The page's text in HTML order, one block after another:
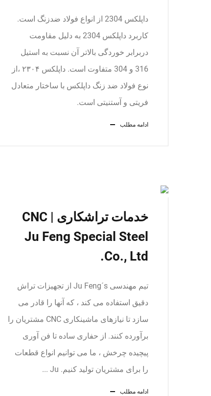
داپلکس 2304 از انواع فولاد ضدزنگ است.
کاربرد داپلکس 2304 به دلیل مقاومت
دربرابر خوردگی بالاتر آن نسبت به استیل
316 و 304 متفاوت است. داپلکس ۲۳۰۴ ،از
نوع فولاد ضد زنگ داپلکس با ساختار متعادل
فریتی و آستنیتی است.
ادامه مطلب
خدمات تراشکاری CNC |
Ju Feng Special Steel
Co., Ltd.
تیم مهندسی Ju Feng´s از تجهیزات تراش
دقیق استفاده می کند ، که آنها را قادر می
سازد تا نیازهای ماشینکاری CNC مشتریان را
برآورده کنند. از حفاری ساده تا فن آوری
پیچیده چرخش ، ما می توانیم انواع قطعات
را برای مشتریان تولید کنیم. Ju ...
ادامه مطلب